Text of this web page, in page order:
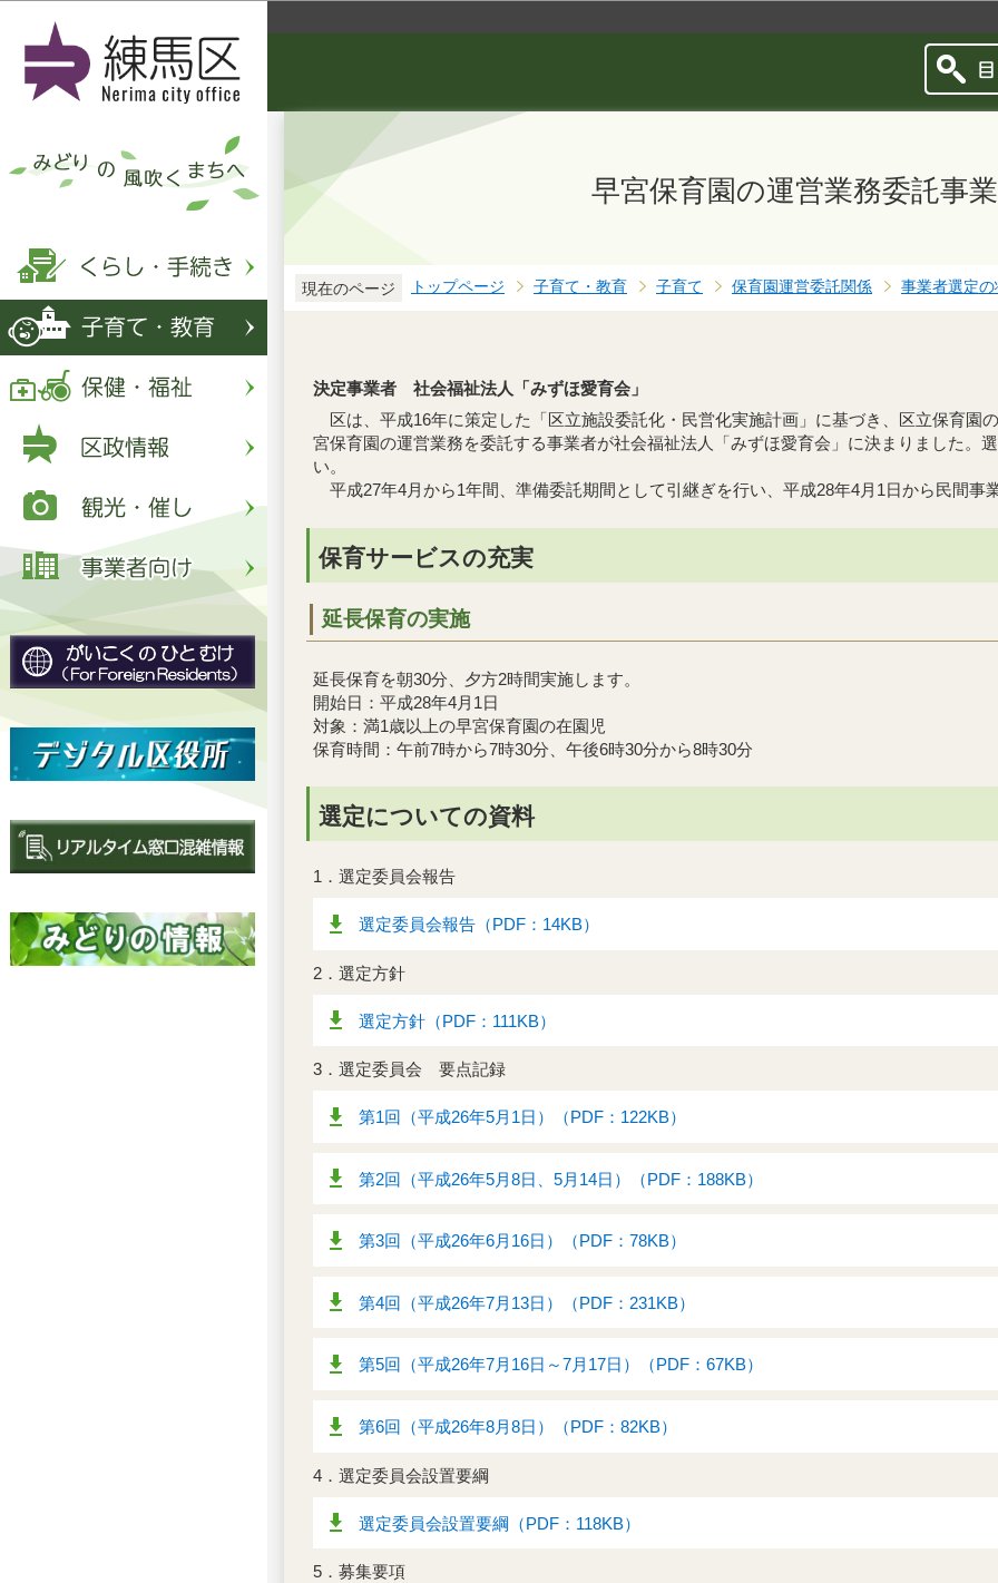
早宮保育園の運営業務委託事
現在のページ トップページ 子育て・教育 子育て 保育園運営委託関係 事業者選定の
決定事業者 社会福祉法人「みずほ愛育会」
区は、平成16年に策定した「区立施設委託化・民営化実施計画」に基づき、区立保育園
宮保育園の運営業務を委託する事業者が社会福祉法人「みずほ愛育会」に決まりました。
い。
平成27年4月から1年間、準備委託期間として引継ぎを行い、平成28年4月1日から民間事
保育サービスの充実
延長保育の実施
延長保育を朝30分、夕方2時間実施します。
開始日：平成28年4月1日
対象：満1歳以上の早宮保育園の在園児
保育時間：午前7時から7時30分、午後6時30分から8時30分
選定についての資料
1．選定委員会報告
選定委員会報告（PDF：14KB）
2．選定方針
選定方針（PDF：111KB）
3．選定委員会 要点記録
第1回（平成26年5月1日）（PDF：122KB）
第2回（平成26年5月8日、5月14日）（PDF：188KB）
第3回（平成26年6月16日）（PDF：78KB）
第4回（平成26年7月13日）（PDF：231KB）
第5回（平成26年7月16日～7月17日）（PDF：67KB）
第6回（平成26年8月8日）（PDF：82KB）
4．選定委員会設置要綱
選定委員会設置要綱（PDF：118KB）
5．募集要項